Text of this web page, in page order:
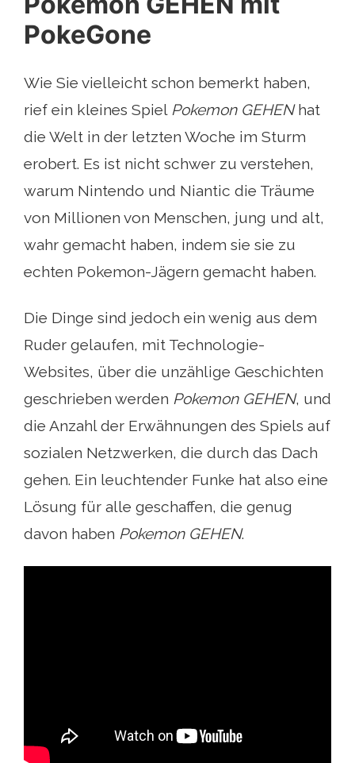
PokeGone
Wie Sie vielleicht schon bemerkt haben,
rief ein kleines Spiel Pokemon GEHENhat
die Welt in der letzten Woche im Sturm
erobert. Es ist nicht schwer zu verstehen,
warum Nintendo und Niantic die Träume
von Millionen von Menschen, jung und alt,
wahr gemacht haben, indem sie sie zu
echten Pokemon-Jägern gemacht haben.
Die Dinge sind jedoch ein wenig aus dem
Ruder gelaufen, mit Technologie-
Websites, über die unzählige Geschichten
geschrieben werden Pokemon GEHEN, und
die Anzahl der Erwähnungen des Spiels auf
sozialen Netzwerken, die durch das Dach
gehen. Ein leuchtender Funke hat also eine
Lösung für alle geschaffen, die genug
davon haben Pokemon GEHEN.